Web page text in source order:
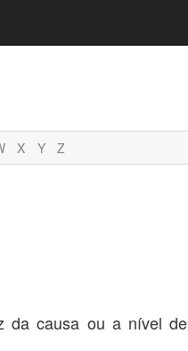
X Y Z
da causa ou a nível de